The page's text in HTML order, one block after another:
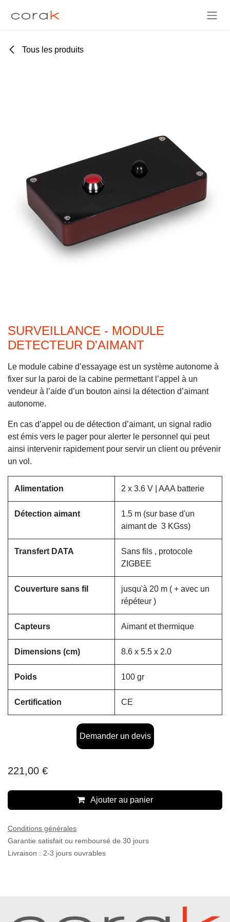
Tous les produits
SURVEILLANCE - MODULE
DETECTEUR D'AIMANT
Le module cabine d’essayage est un système autonome à
fixer sur la paroi de la cabine permettant l’appel à un
vendeur à l’aide d’un bouton ainsi la détection d’aimant
autonome.
En cas d’appel ou de détection d’aimant, un signal radio
est émis vers le pager pour alerter le personnel qui peut
ainsi intervenir rapidement pour servir un client ou prévenir
un vol.
Alimentation 2 x 3.6 V | AAA batterie
Détection aimant
1.5 m (sur base d'un
aimant de 3 KGss)
Transfert DATA
Sans fils , protocole
ZIGBEE
Couverture sans fil
jusqu'à 20 m ( + avec un
répéteur )
Capteurs Aimant et thermique
Dimensions (cm) 8.6 x 5.5 x 2.0
Poids 100 gr
Certification CE
Demander un devis
221,00 €
Ajouter au panier
Conditions générales
Garantie satisfait ou remboursé de 30 jours
Livraison : 2-3 jours ouvrables